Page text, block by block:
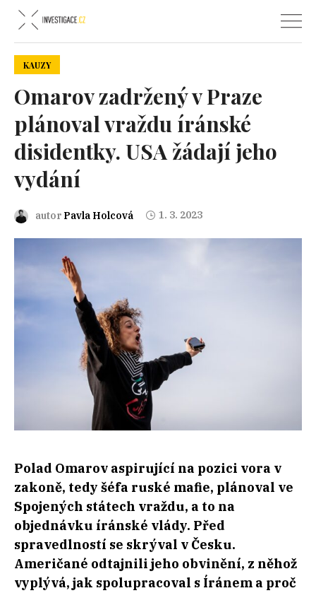
KAUZY
Omarov zadržený v Praze
plánoval vraždu íránské
disidentky. USA žádají jeho
vydání
autor Pavla Holcová 1. 3. 2023
Polad Omarov aspirující na pozici vora v
zakoně, tedy šéfa ruské mafie, plánoval ve
Spojených státech vraždu, a to na
objednávku íránské vlády. Před
spravedlností se skrýval v Česku.
Američané odtajnili jeho obvinění, z něhož
vyplývá, jak spolupracoval s Íránem a proč